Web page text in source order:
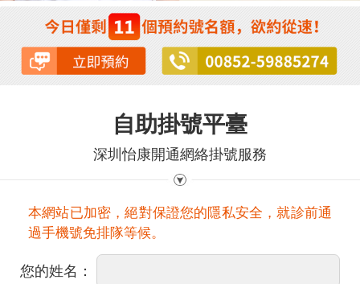
自助掛號平臺
深圳怡康開通網絡掛號服務
本網站已加密，絕對保證您的隱私安全，就診前通
過手機號免排隊等候。
您的姓名：